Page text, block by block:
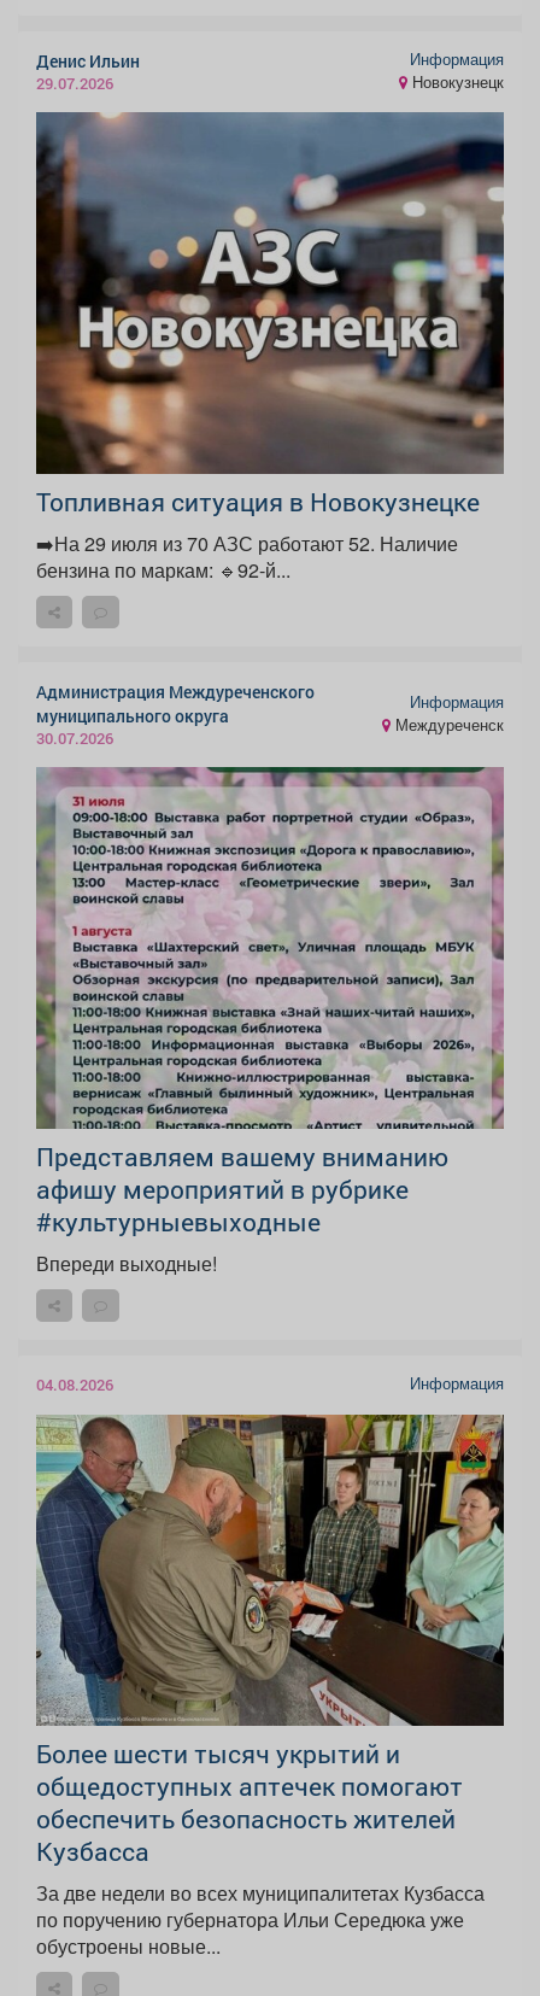
Денис Ильин
29.07.2026
Информация
Новокузнецк
Топливная ситуация в Новокузнецке
➡️На 29 июля из 70 АЗС работают 52. Наличие
бензина по маркам: 🔹92-й...
Администрация Междуреченского
муниципального округа
30.07.2026
Информация
Междуреченск
Представляем вашему вниманию
афишу мероприятий в рубрике
#культурныевыходные
Впереди выходные!
04.08.2026 Информация
Более шести тысяч укрытий и
общедоступных аптечек помогают
обеспечить безопасность жителей
Кузбасса
За две недели во всех муниципалитетах Кузбасса
по поручению губернатора Ильи Середюка уже
обустроены новые...